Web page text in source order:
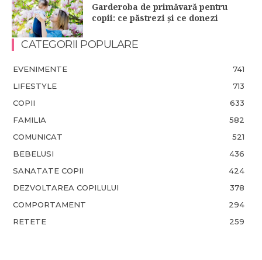
Garderoba de primăvară pentru
copii: ce păstrezi și ce donezi
CATEGORII POPULARE
EVENIMENTE
741
LIFESTYLE
713
COPII
633
FAMILIA
582
COMUNICAT
521
BEBELUSI
436
SANATATE COPII
424
DEZVOLTAREA COPILULUI
378
COMPORTAMENT
294
RETETE
259